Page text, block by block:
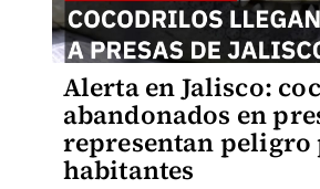
Alerta en Jalisco:
abandonados en
representan peligro
habitantes